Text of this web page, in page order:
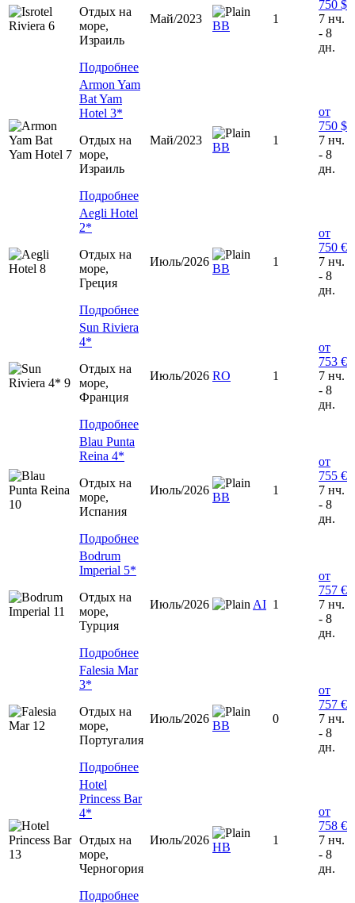
Отдых на
море,
Израиль
Подробнее
Май/2023
ВВ
1
750 $
7 нч.
- 8
дн.
Armon Yam
Bat Yam
Hotel 3*
Отдых на
море,
Израиль
Подробнее
Май/2023
ВВ
1
от
750 $
7 нч.
- 8
дн.
Aegli Hotel
2*
Отдых на
море,
Греция
Подробнее
Июль/2026
ВВ
1
от
750 €
7 нч.
- 8
дн.
Sun Riviera
4*
Отдых на
море,
Франция
Подробнее
Июль/2026 RO 1
от
753 €
7 нч.
- 8
дн.
Blau Punta
Reina 4*
Отдых на
море,
Испания
Подробнее
Июль/2026
BB
1
от
755 €
7 нч.
- 8
дн.
Bodrum
Imperial 5*
Отдых на
море,
Турция
Подробнее
Июль/2026 AI 1
от
757 €
7 нч.
- 8
дн.
Falesia Mar
3*
Отдых на
море,
Португалия
Подробнее
Июль/2026
ВВ
0
от
757 €
7 нч.
- 8
дн.
Hotel
Princess Bar
4*
Отдых на
море,
Черногория
Подробнее
Июль/2026
НВ
1
от
758 €
7 нч.
- 8
дн.